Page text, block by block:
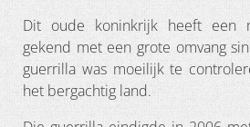
Dit oude koninkrijk heeft een
gekend met een grote omvang
guerrilla was moeilijk te
het bergachtig land.